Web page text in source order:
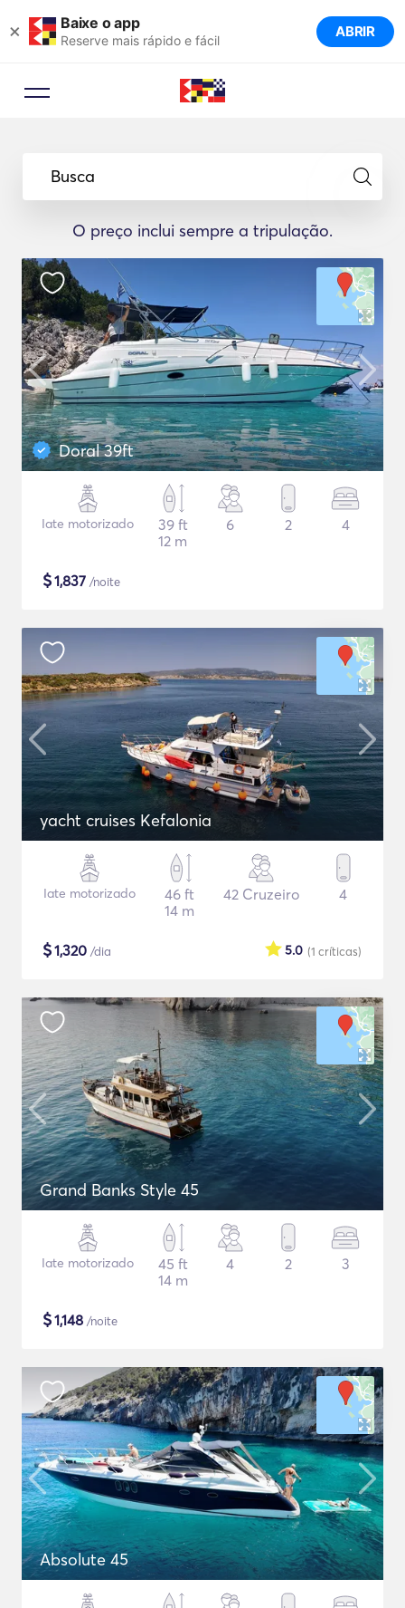
× Baixe o app
Reserve mais rápido e fácil ABRIR
Busca
O preço inclui sempre a tripulação.
Doral 39ft
Iate motorizado
39 ft
12 m
6 2 4
$1,837 /noite
yacht cruises Kefalonia
Iate motorizado
46 ft
14 m
42 Cruzeiro 4
$1,320 /dia (1 críticas)
5.0
Grand Banks Style 45
Iate motorizado
45 ft
14 m
4 2 3
$1,148 /noite
Absolute 45